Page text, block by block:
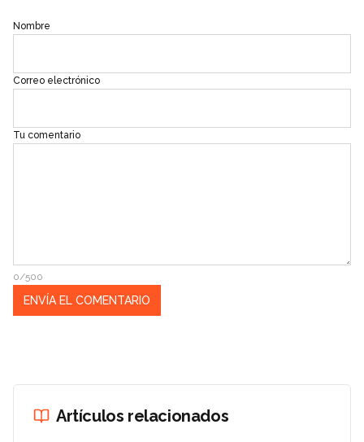
Nombre
Correo electrónico
Tu comentario
0/500
Artículos relacionados